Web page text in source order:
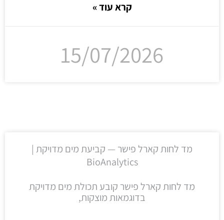
קרא עוד »
15/07/2026
מד לחות קארל פישר — קביעת מים מדויקת |
BioAnalytics
מד לחות קארל פישר קובע תכולת מים מדויקת
בדוגמאות מוצקות,